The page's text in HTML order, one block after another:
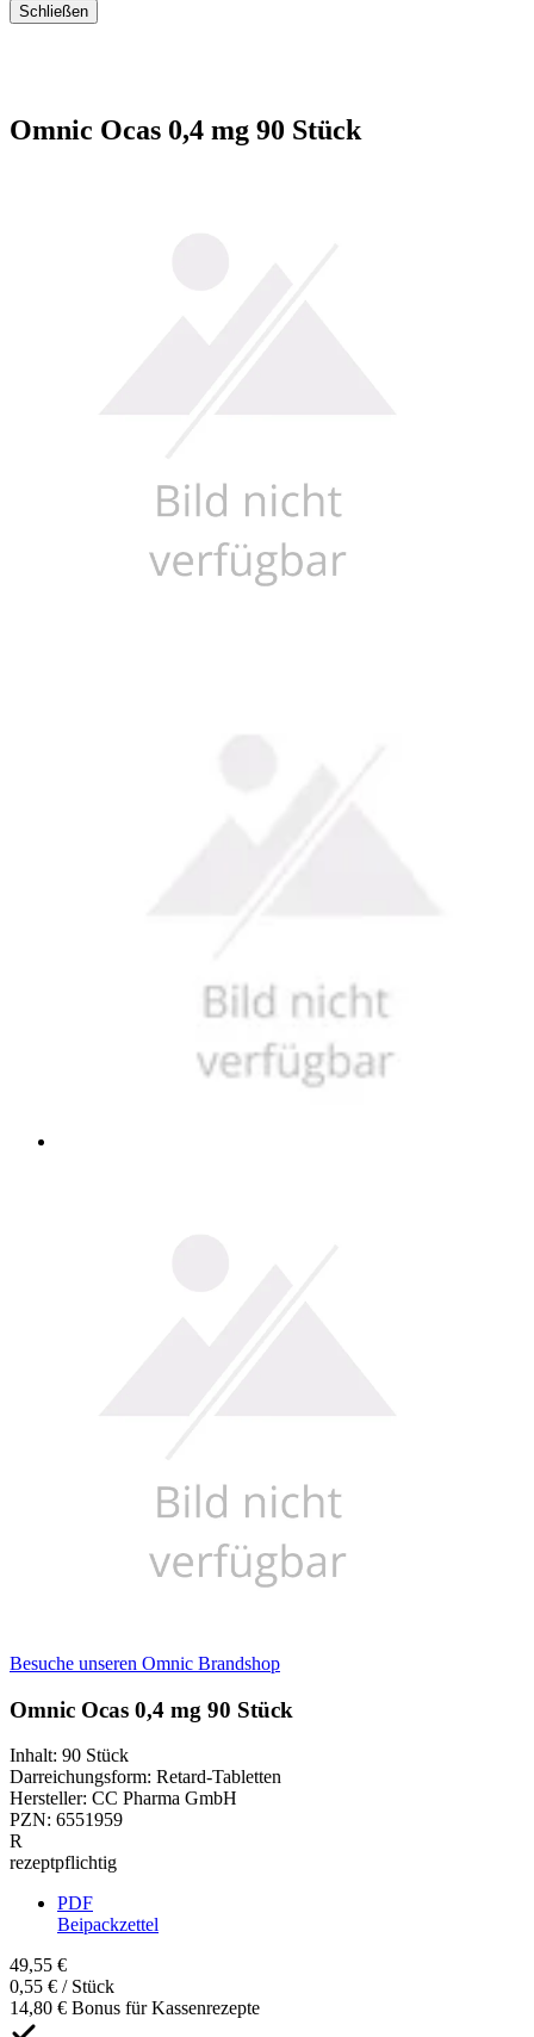
Schließen
Omnic Ocas 0,4 mg 90 Stück
Besuche unseren Omnic Brandshop
Omnic Ocas 0,4 mg 90 Stück
Inhalt: 90 Stück
Darreichungsform: Retard-Tabletten
Hersteller: CC Pharma GmbH
PZN: 6551959
R
rezeptpflichtig
PDF
Beipackzettel
49,55 €
0,55 € / Stück
14,80 € Bonus für Kassenrezepte